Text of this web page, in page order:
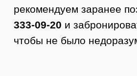
доставка до ТК